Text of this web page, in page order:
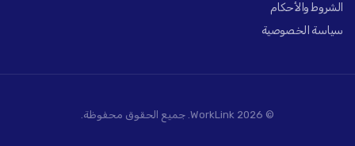
الشروط والأحكام
سياسة الخصوصية
© 2026 WorkLink. جميع الحقوق محفوظة.